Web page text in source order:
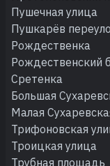
Пушечная улица
Пушкарёв
Рождественка
Рождественский
Сретенка
Большая
Малая
Трифоновская
Троицкая улица
Трубная площадь